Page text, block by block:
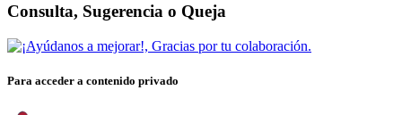
Consulta, Sugerencia o Queja
Para acceder a contenido privado